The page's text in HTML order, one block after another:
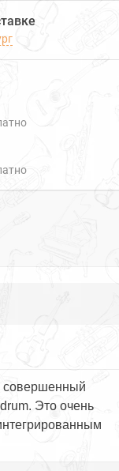
совершенный
Это очень